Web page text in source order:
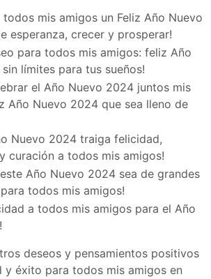
todos mis amigos un Feliz Año Nuevo
esperanza, crecer y prosperar!
para todos mis amigos: feliz Año
límites para tus sueños!
el Año Nuevo 2024 juntos mis
Año Nuevo 2024 que sea lleno de
Nuevo 2024 traiga felicidad,
curación a todos mis amigos!
este Año Nuevo 2024 sea de grandes
todos mis amigos!
a todos mis amigos para el Año
deseos y pensamientos positivos
y éxito para todos mis amigos en